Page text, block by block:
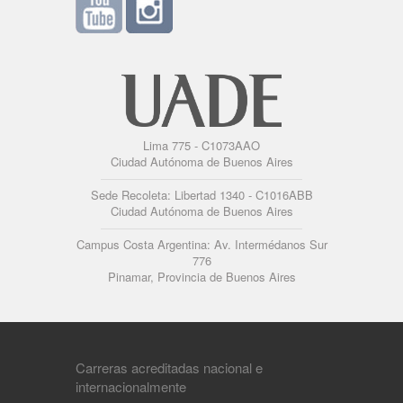
Lima 775 - C1073AAO
Ciudad Autónoma de Buenos Aires
Sede Recoleta: Libertad 1340 - C1016ABB
Ciudad Autónoma de Buenos Aires
Campus Costa Argentina: Av. Intermédanos Sur
776
Pinamar, Provincia de Buenos Aires
Carreras acreditadas nacional e
internacionalmente